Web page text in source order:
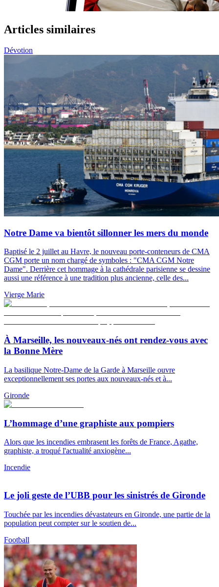
Articles similaires
Dévotion
Notre Dame va bientôt sillonner les mers du monde
Baptisé le 2 juillet au Havre, le nouveau porte-conteneurs de CMA
CGM porte un nom chargé de symboles : "CMA CGM Notre
Dame". Derrière cet hommage à la cathédrale parisienne se dessine
aussi une référence à une tradition plus ancienne, celle des...
Vierge Marie
À Marseille, les nouveaux-nés ont rendez-vous avec
la Bonne Mère
La basilique Notre-Dame de la Garde à Marseille ouvre
exceptionnellement ses portes aux nouveaux-nés et à...
Gironde
L’hommage d’une graphiste aux pompiers
Alors que les incendies embrasent les forêts de France, Agathe,
graphiste, a troqué l'actualité anxiogène...
Incendie
Le joli geste de l’UBB pour les sinistrés de Gironde
Touchée par les incendies dévastateurs en Gironde, une partie de la
population peut compter sur le soutien de...
Football